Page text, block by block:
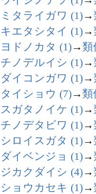
ミタライガワ (1)→
キエタシタイ (1)→
ヨドノカタ (1)→ 類
チノデルイシ (1)→
ダイコンガワ (1)→
タイショウ (7)→ 類
スガタノイケ (1)→
チノデタビワ (1)→
シロイスガタ (1)→
ダイベンジョ (1)→
ジカクダイシ (4)→
ショウカセキ (1)→